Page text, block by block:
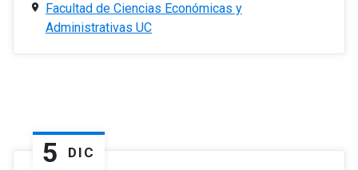
Facultad de Ciencias Económicas y
Administrativas UC
5 DIC